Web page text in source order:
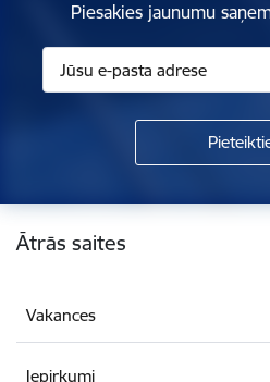
Piesakies jaunumu
Kājene
Ātrās saites
Vakances
Iepirkumi